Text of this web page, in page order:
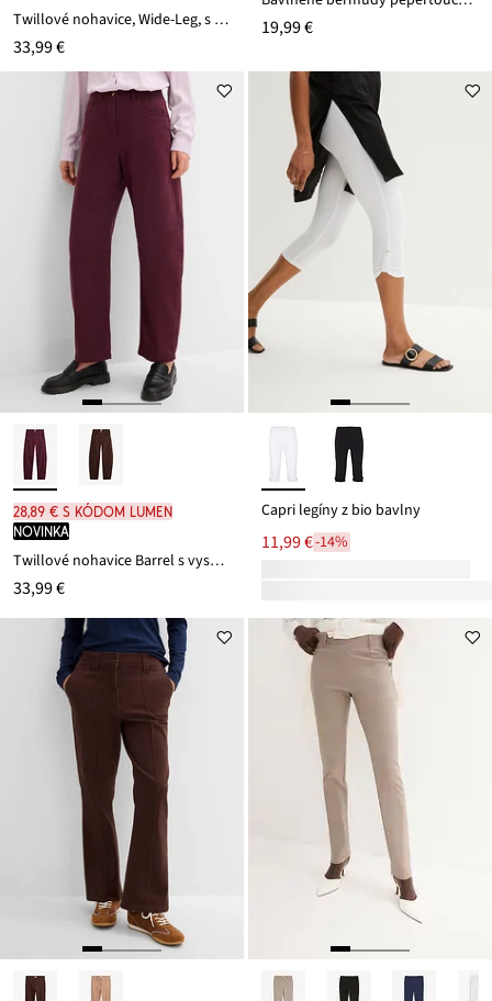
Twillové nohavice, Wide-Leg, s vysokým pásom
33,99 €
19,99 €
28,89 € s kódom LUMEN
novinka
Twillové nohavice Barrel s vysokým pásom
33,99 €
Capri legíny z bio bavlny
11,99 €-14%